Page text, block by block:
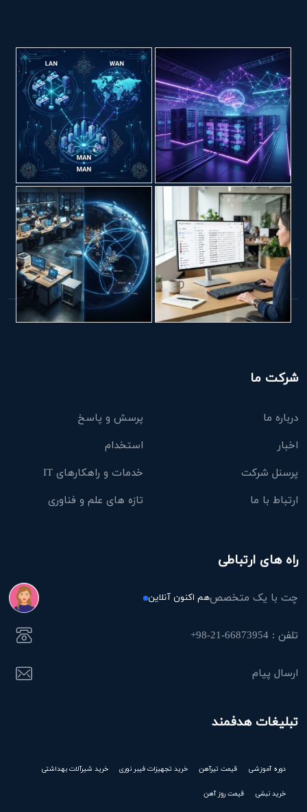
شرکت ما
درباره ما
پرسش و پاسخ
اخبار
استخدام
پرسنل شرکت
خدمات و راهکارهای IT
ارتباط با ما
تازه های علم و فناوری
راه های ارتباطی
چت با یک متخصصهم اکنون آنلاین
تلفن : 66873954-21-98+
ارسال پیام
تبلیغات هدفمند
دوره آموزشی قیمت تیرآهن خرید تجهیزات فیبر نوری خرید شیرآلات بهداشتی
خرید نبشی قیمت روز آهن